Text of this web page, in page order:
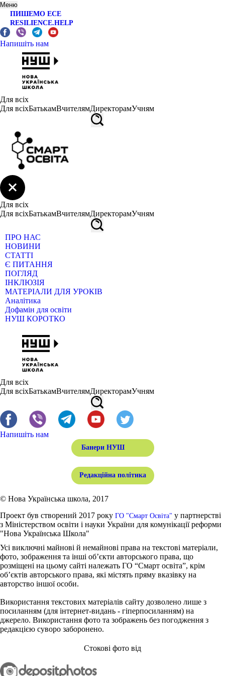
Меню
ПИШЕМО ЕСЕ
RESILIENCE.HELP
Напишіть нам
Для всіх
Для всіхБатькамВчителямДиректорамУчням
Для всіх
Для всіхБатькамВчителямДиректорамУчням
ПРО НАС
НОВИНИ
СТАТТІ
Є ПИТАННЯ
ПОГЛЯД
ІНКЛЮЗІЯ
МАТЕРІАЛИ ДЛЯ УРОКІВ
Аналітика
Дофамін для освіти
НУШ КОРОТКО
Для всіх
Для всіхБатькамВчителямДиректорамУчням
Напишіть нам
Банери НУШ
Редакційна політика
© Нова Українська школа, 2017
Проект був створений 2017 року ГО "Смарт Освіта" у партнерстві
з Міністерством освіти і науки України для комунікації реформи
"Нова Українська Школа"
Усі виключні майнові й немайнові права на текстові матеріали,
фото, зображення та інші об’єкти авторського права, що
розміщені на цьому сайті належать ГО “Смарт освіта”, крім
об’єктів авторського права, які містять пряму вказівку на
авторство іншої особи.
Використання текстових матеріалів сайту дозволено лише з
посиланням (для інтернет-видань - гіперпосиланням) на
джерело. Використання фото та зображень без погодження з
редакцією суворо заборонено.
Стокові фото від